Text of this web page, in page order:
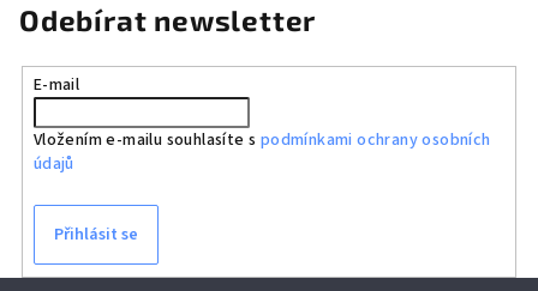
Odebírat newsletter
E-mail
Vložením e-mailu souhlasíte s podmínkami ochrany osobních
údajů
Přihlásit se